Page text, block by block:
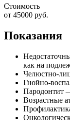
Стоимость
от 45000 руб.
Показания
как на
Челюстно-
Гнойно-
Пародонтит
Возрастные